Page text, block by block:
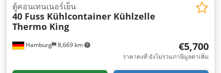
Hamburg 8,669 km
ตู้คอนเทนเนอร์เย็น
40 Fuss Kühlcontainer Kühlzelle
Thermo King
€5,700
ราคาคงที่ ยังไม่รวมภาษีมูลค่าเพิ่ม